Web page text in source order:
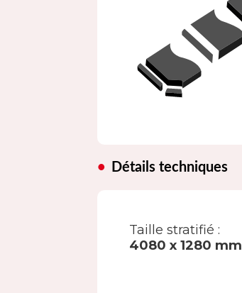
Détails techniques
Taille stratifié :
4080 x 1280 mm